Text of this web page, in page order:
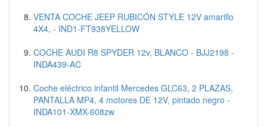
VENTA COCHE JEEP RUBICÓN STYLE 12V amarillo
4X4, - IND1-FT938YELLOW
COCHE AUDI R8 SPYDER 12v, BLANCO - BJJ2198 -
INDA439-AC
Coche eléctrico infantil Mercedes GLC63, 2 PLAZAS,
PANTALLA MP4, 4 motores DE 12V, pintado negro -
INDA101-XMX-608zw